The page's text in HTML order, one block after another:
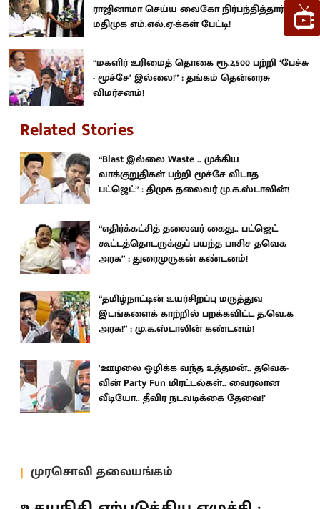
ராஜினாமா செய்ய வைகோ நிர்பந்தித்தார்” :
மதிமுக எம்.எல்.ஏ-க்கள் பேட்டி!
“மகளிர் உரிமைத் தொகை ரூ.2,500 பற்றி ‘பேச்சு
- மூச்சே’ இல்லை!” : தங்கம் தென்னரசு
விமர்சனம்!
Related Stories
“Blast இல்லை Waste .. முக்கிய
வாக்குறுதிகள் பற்றி மூச்சே விடாத
பட்ஜெட்” : திமுக தலைவர் மு.க.ஸ்டாலின்!
“எதிர்க்கட்சித் தலைவர் கைது.. பட்ஜெட்
கூட்டத்தொடருக்குப் பயந்த பாசிச தவெக
அரசு” : துரைமுருகன் கண்டனம்!
“தமிழ்நாட்டின் உயர்சிறப்பு மருத்துவ
இடங்களைக் காற்றில் பறக்கவிட்ட த.வெ.க
அரசு!” : மு.க.ஸ்டாலின் கண்டனம்!
‘ஊழலை ஒழிக்க வந்த உத்தமன்.. தவெக-
வின் Party Fun மிரட்டல்கள்.. வைரலான
வீடியோ.. தீவிர நடவடிக்கை தேவை!’
முரசொலி தலையங்கம்